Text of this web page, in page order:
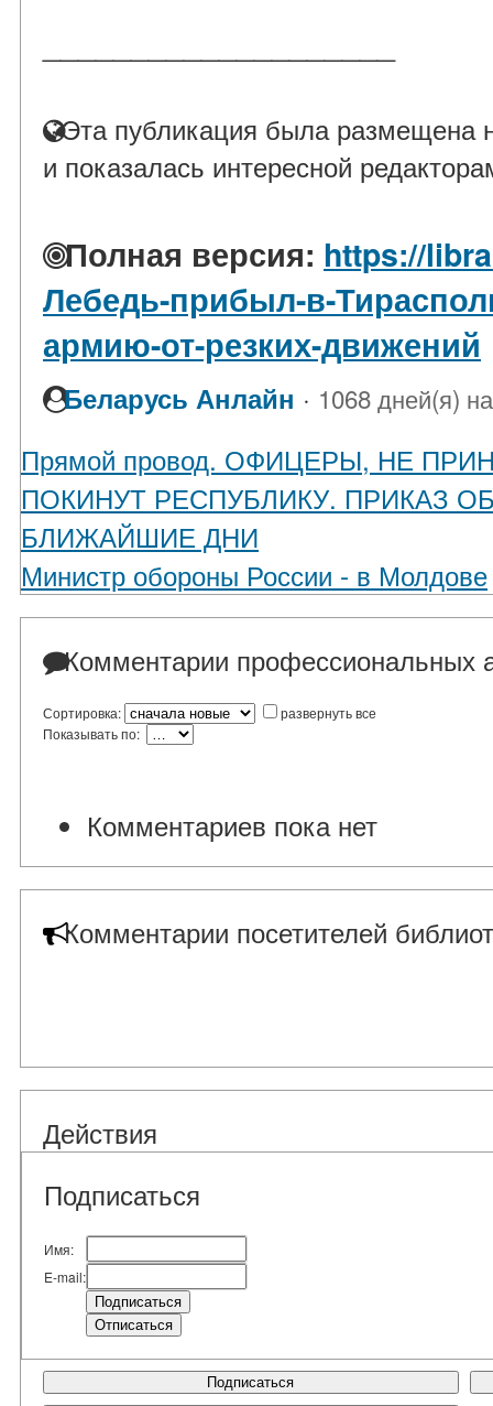
Эта публикация была размещена
и показалась интересной
Полная версия: https://
Лебедь-прибыл-в-
армию-от-резких-движений
Беларусь Анлайн · 1068 дней(я)
Прямой провод. ОФИЦЕРЫ, НЕ
ПОКИНУТ РЕСПУБЛИКУ. ПРИКАЗ
БЛИЖАЙШИЕ ДНИ
Министр обороны России - в Молдове
Комментарии профессиональных
Сортировка:
развернуть все
Показывать по:
Комментариев пока нет
Комментарии посетителей
Действия
Подписаться
Имя:
E-mail:
Подписаться